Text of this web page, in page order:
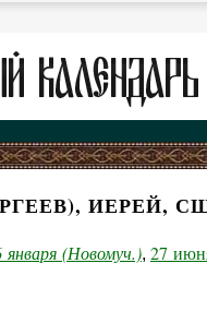
ИЕРЕЙ,
января (Новомуч.), 27